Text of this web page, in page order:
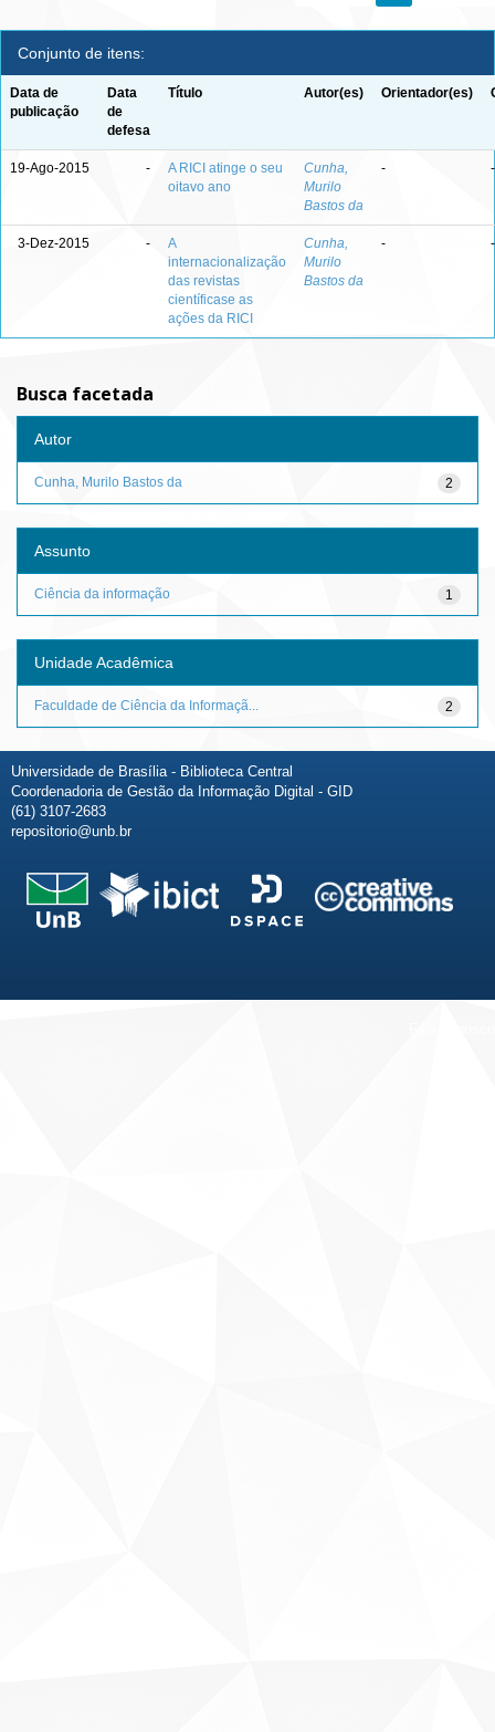
Conjunto de itens:
Data de
publicação
Data
de
defesa
Título Autor(es) Orientador(es)
19-Ago-2015 -
A RICI atinge o seu
oitavo ano
Cunha,
Murilo
Bastos da
- -
3-Dez-2015 -
A
internacionalização
das revistas
científicase as
ações da RICI
Cunha,
Murilo
Bastos da
- -
Busca facetada
Autor
2
Cunha, Murilo Bastos da
Assunto
1
Ciência da informação
Unidade Acadêmica
2
Faculdade de Ciência da Informaçã...
Universidade de Brasília - Biblioteca Central
Coordenadoria de Gestão da Informação Digital - GID
(61) 3107-2683
repositorio@unb.br